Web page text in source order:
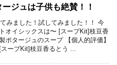
ジュは子供も絶賛！！
みました！試してみました！！ 今
オイシックスは〜 [スープKit]枝豆香
ポタージュのスープ 【個人的評価】
プKit]枝豆香るとう ...